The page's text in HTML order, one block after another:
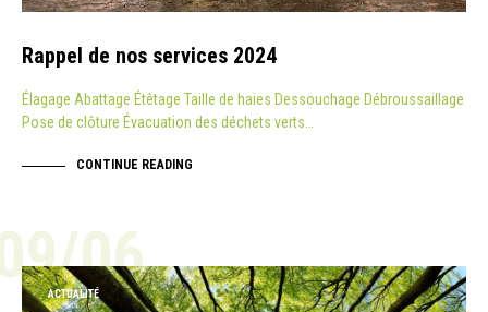
Rappel de nos services 2024
Élagage Abattage Étêtage Taille de haies Dessouchage Débroussaillage
Pose de clôture Évacuation des déchets verts…
CONTINUE READING
06
ACTUALITÉ